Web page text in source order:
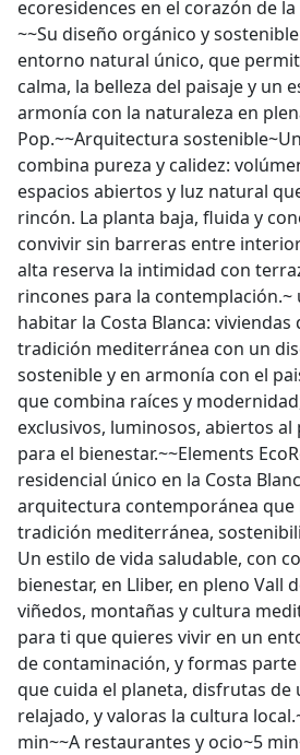
ecoresidences en el corazón de
~~Su diseño orgánico y
entorno natural único, que
calma, la belleza del paisaje y un
armonía con la naturaleza en
Pop.~~Arquitectura
combina pureza y calidez:
espacios abiertos y luz natural
rincón. La planta baja, fluida y
convivir sin barreras entre
alta reserva la intimidad con
rincones para la
habitar la Costa Blanca:
tradición mediterránea con un
sostenible y en armonía con el
que combina raíces y
exclusivos, luminosos, abiertos al
para el bienestar.~~Elements
residencial único en la Costa
arquitectura contemporánea
tradición mediterránea,
Un estilo de vida saludable, con
bienestar, en Lliber, en pleno Vall
viñedos, montañas y cultura
para ti que quieres vivir en un
de contaminación, y formas
que cuida el planeta, disfrutas de
relajado, y valoras la cultura
min~~A restaurantes y ocio~5